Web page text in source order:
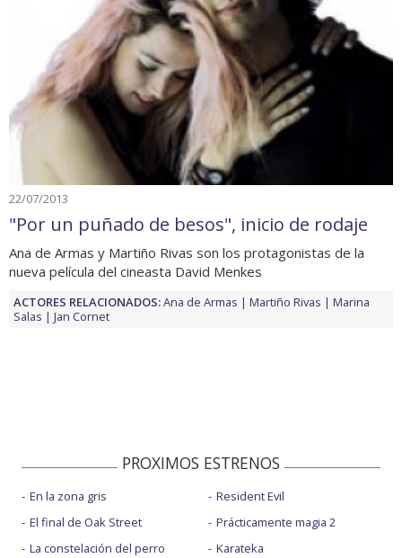
22/07/2013
"Por un puñado de besos", inicio de rodaje
Ana de Armas y Martiño Rivas son los protagonistas de la
nueva película del cineasta David Menkes
ACTORES RELACIONADOS:Ana de Armas Martiño Rivas
Marina
Salas
Jan Cornet
PROXIMOS ESTRENOS
En la zona gris
El final de Oak Street
La constelación del perro
Resident Evil
Prácticamente magia 2
Karateka